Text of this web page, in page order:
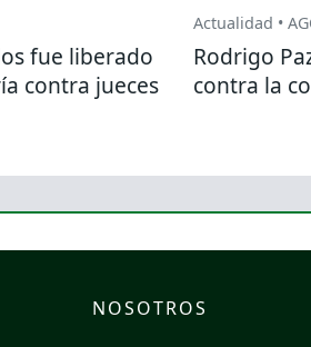
fue liberado
contra jueces
Actualidad •
Rodrigo
contra la
NOSOTROS